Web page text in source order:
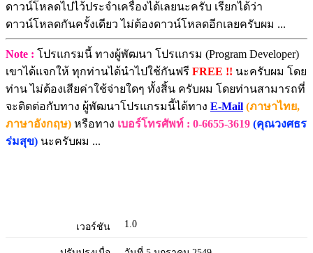
ดาวน์โหลดไปไว้ประจำเครื่องได้เลยนะครับ เรียกได้ว่า
ดาวน์โหลดกันครั้งเดียว ไม่ต้องดาวน์โหลดอีกเลยครับผม ...
Note : โปรแกรมนี้ ทางผู้พัฒนา โปรแกรม (Program Developer)
เขาได้แจกให้ ทุกท่านได้นำไปใช้กันฟรี FREE !! นะครับผม โดย
ท่าน ไม่ต้องเสียค่าใช้จ่ายใดๆ ทั้งสิ้น ครับผม โดยท่านสามารถที่
จะติดต่อกับทาง ผู้พัฒนาโปรแกรมนี้ได้ทาง E-Mail (ภาษาไทย,
ภาษาอังกฤษ) หรือทาง เบอร์โทรศัพท์ : 0-6655-3619 (คุณวงศธร
ร่มสุข) นะครับผม ...
เวอร์ชัน 1.0